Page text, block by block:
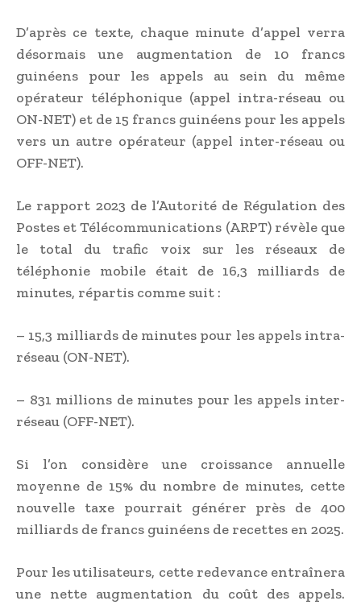
D’après ce texte, chaque minute d’appel verra
désormais une augmentation de 10 francs
guinéens pour les appels au sein du même
opérateur téléphonique (appel intra-réseau ou
ON-NET) et de 15 francs guinéens pour les appels
vers un autre opérateur (appel inter-réseau ou
OFF-NET).
Le rapport 2023 de l’Autorité de Régulation des
Postes et Télécommunications (ARPT) révèle que
le total du trafic voix sur les réseaux de
téléphonie mobile était de 16,3 milliards de
minutes, répartis comme suit :
– 15,3 milliards de minutes pour les appels intra-
réseau (ON-NET).
– 831 millions de minutes pour les appels inter-
réseau (OFF-NET).
Si l’on considère une croissance annuelle
moyenne de 15% du nombre de minutes, cette
nouvelle taxe pourrait générer près de 400
milliards de francs guinéens de recettes en 2025.
Pour les utilisateurs, cette redevance entraînera
une nette augmentation du coût des appels.